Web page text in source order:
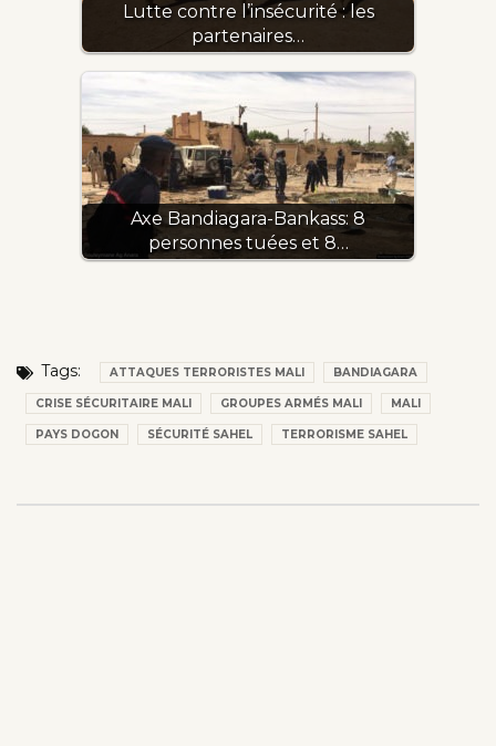
Lutte contre l’insécurité : les
partenaires…
Axe Bandiagara-Bankass: 8
personnes tuées et 8…
Tags: ATTAQUES TERRORISTES MALI BANDIAGARA
CRISE SÉCURITAIRE MALI GROUPES ARMÉS MALI MALI
PAYS DOGON SÉCURITÉ SAHEL TERRORISME SAHEL